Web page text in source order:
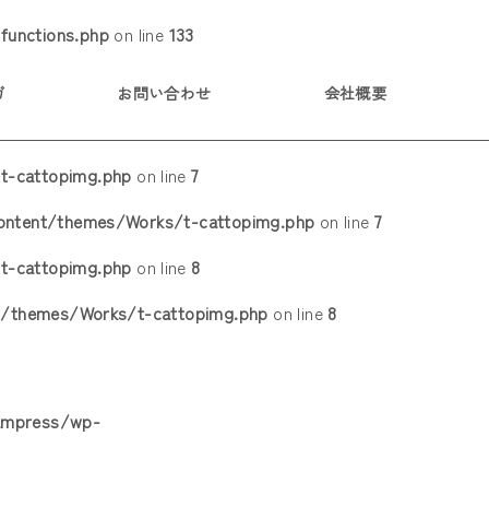
on line 133
お問い合わせ 会社概要
cattopimg.php on line7
themes/Works/t-cattopimg.php on line 7
cattopimg.php on line 8
themes/Works/t-cattopimg.php on line 8
wp-